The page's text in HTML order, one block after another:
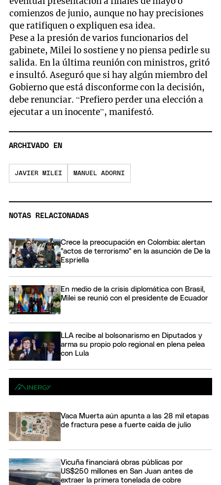
comienzos de junio, aunque no hay precisiones
que ratifiquen o expliquen esa idea.
Pese a la presión de varios funcionarios del
gabinete, Milei lo sostiene y no piensa pedirle su
salida. En la última reunión con ministros, gritó
e insultó. Aseguró que si hay algún miembro del
Gobierno que está disconforme con la decisión,
debe renunciar. “Prefiero perder una elección a
ejecutar a un inocente”, manifestó.
ARCHIVADO EN
JAVIER MILEI MANUEL ADORNI
NOTAS RELACIONADAS
Crece la preocupación en Colombia: alertan
"actos de terrorismo" en la asunción de De la
Espriella
En medio de la crisis diplomática con Brasil,
Milei se reunió con el presidente de Ecuador
LLA recibe al bolsonarismo en Diputados y
arma su propio polo regional en plena pelea
con Lula
Vaca Muerta aún apunta a las 28 mil etapas
de fractura pese a fuerte caída de julio
Vicuña financiará obras públicas por
US$250 millones en San Juan antes de
extraer la primera tonelada de cobre